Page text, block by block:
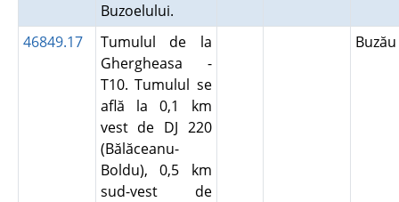
Buzoelului.
46849.17
Tumulul de la
Ghergheasa -
T10. Tumulul se
află la 0,1 km
vest de DJ 220
(Bălăceanu-
Boldu), 0,5 km
sud-vest de